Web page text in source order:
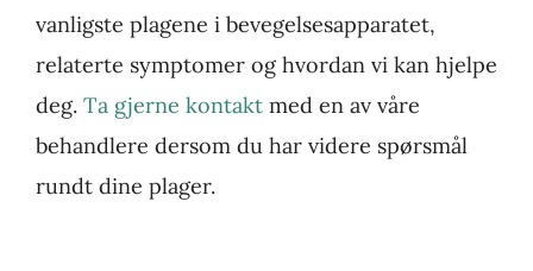
vanligste plagene i bevegelsesapparatet,
relaterte symptomer og hvordan vi kan hjelpe
deg. Ta gjerne kontaktmed en av våre
behandlere dersom du har videre spørsmål
rundt dine plager.